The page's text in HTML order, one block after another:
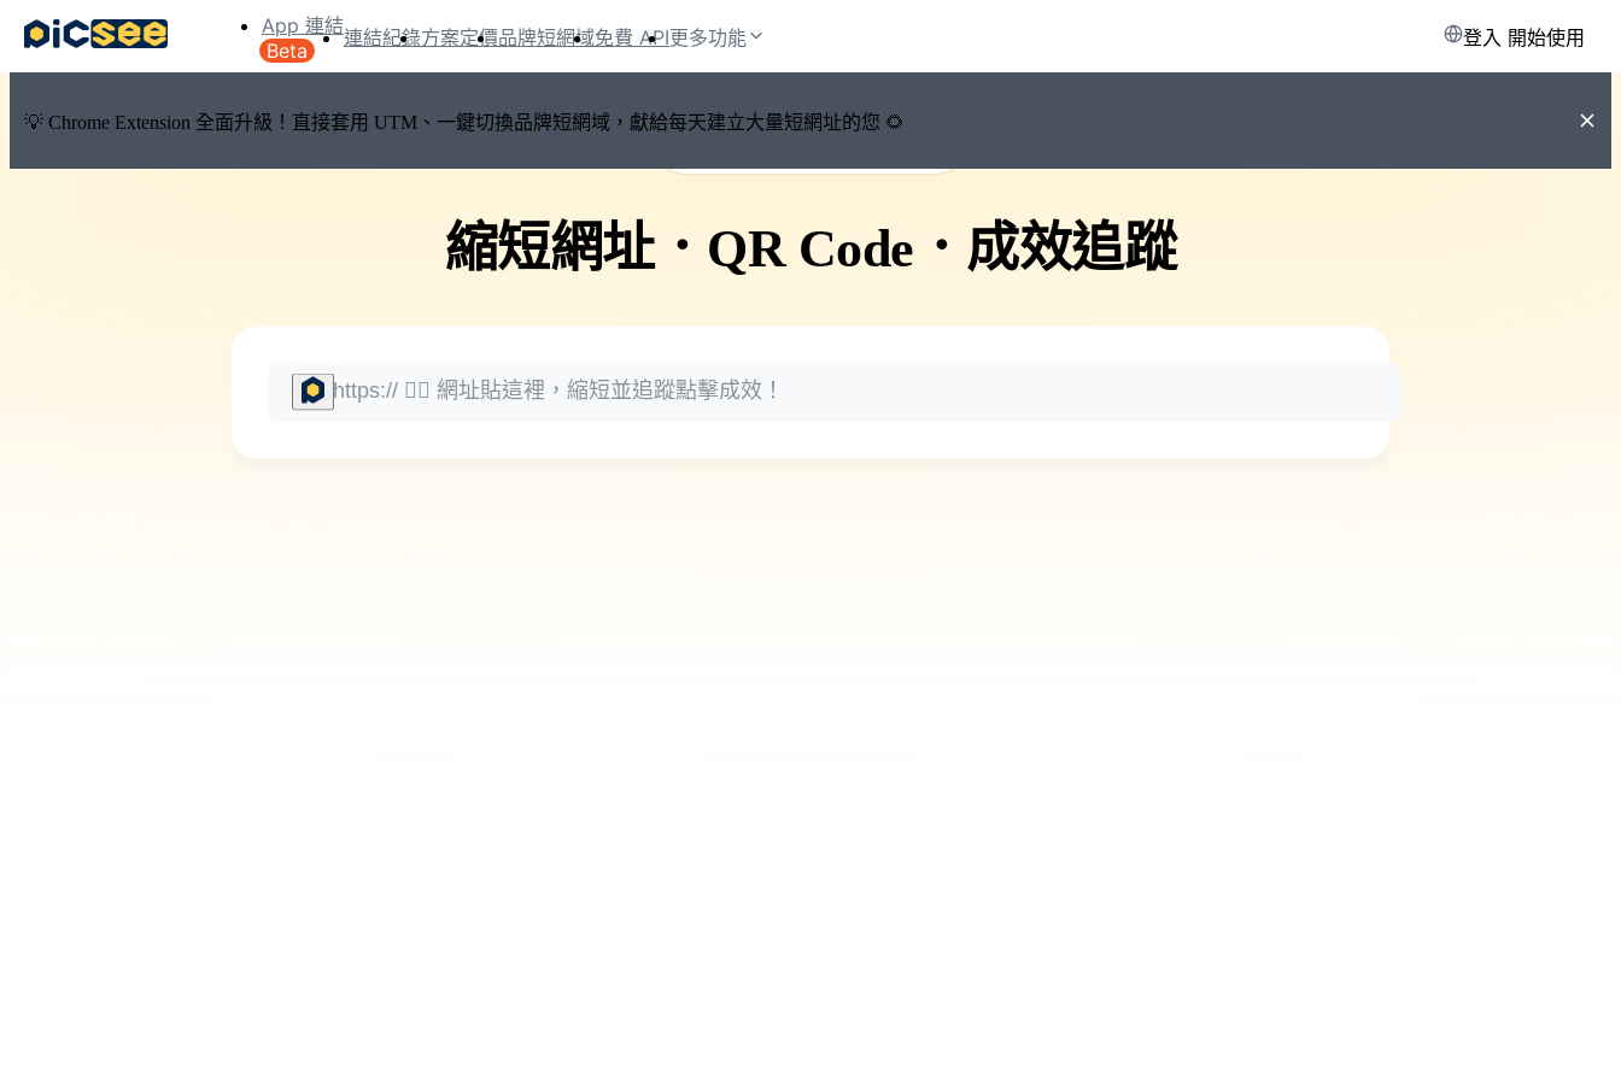
💡 Chrome Extension 全面升級！直接套用 UTM、一鍵切換品牌短網域，獻給每天建立大量短網址的您 🌻
App 連結
Beta
連結紀錄方案定價品牌短網域免費 API更多功能 登入 開始使用
🚀 PicSee 短網址永久有效
縮短網址． QR Code ． 成效追蹤